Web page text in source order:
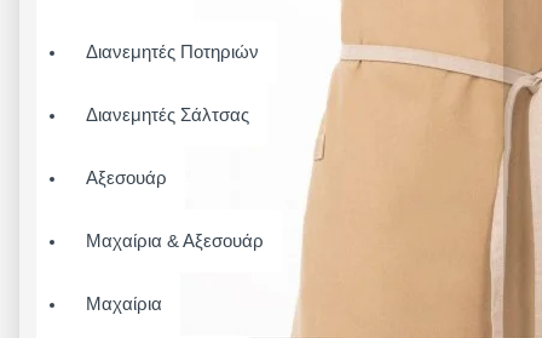
Διανεμητές Ποτηριών
Διανεμητές Σάλτσας
Αξεσουάρ
Μαχαίρια & Αξεσουάρ
Μαχαίρια